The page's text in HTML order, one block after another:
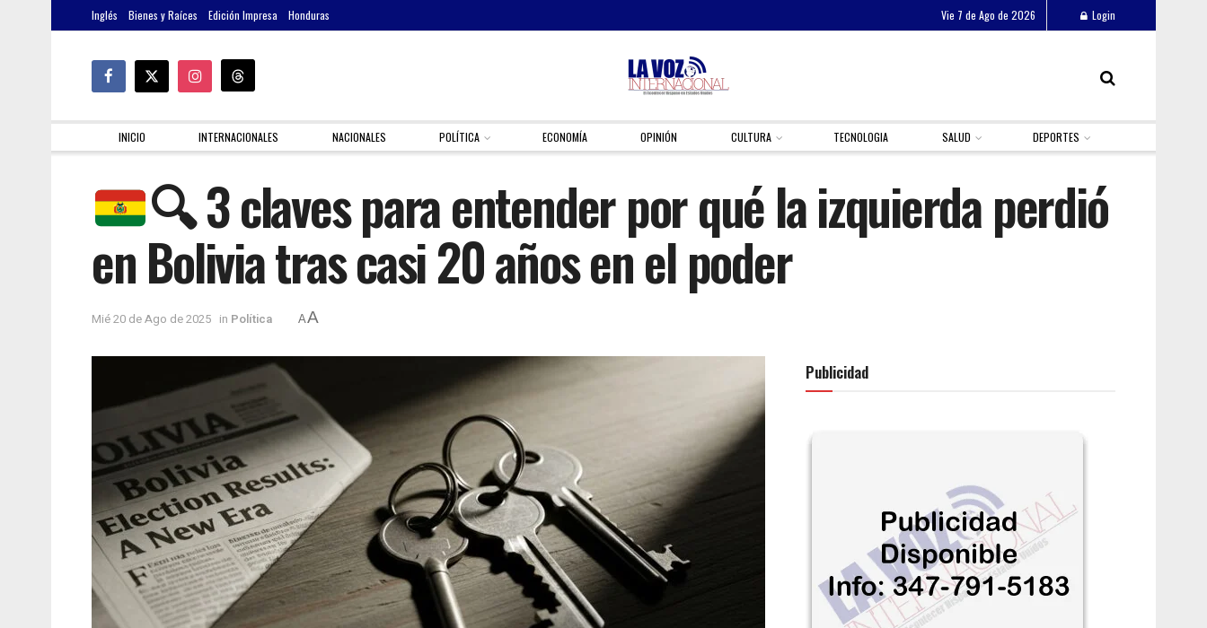
Inglés Bienes y Raíces Edición Impresa Honduras Vie 7 de Ago de 2026 Login
INICIO INTERNACIONALES NACIONALES POLÍTICA ECONOMÍA OPINIÓN CULTURA TECNOLOGIA SALUD DEPORTES
🔍3 claves para entender por qué la izquierda perdió
en Bolivia tras casi 20 años en el poder
Mié 20 de Ago de 2025 in Política AA
Publicidad